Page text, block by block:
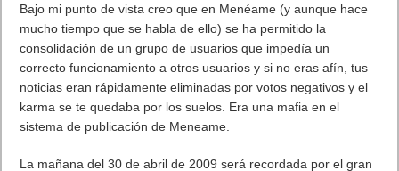
Bajo mi punto de vista creo que en Menéame (y aunque hace
mucho tiempo que se habla de ello) se ha permitido la
consolidación de un grupo de usuarios que impedía un
correcto funcionamiento a otros usuarios y si no eras afín, tus
noticias eran rápidamente eliminadas por votos negativos y el
karma se te quedaba por los suelos. Era una mafia en el
sistema de publicación de Meneame.
La mañana del 30 de abril de 2009 será recordada por el gran